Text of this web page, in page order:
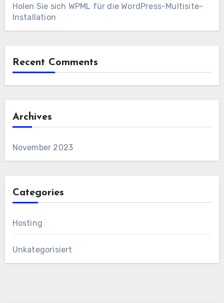
Holen Sie sich WPML für die WordPress-Multisite-
Installation
Recent Comments
Archives
November 2023
Categories
Hosting
Unkategorisiert